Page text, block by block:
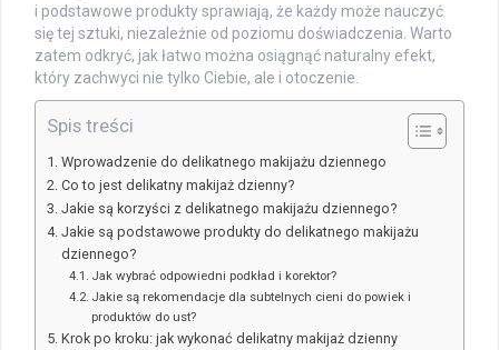
i podstawowe produkty sprawiają, że każdy może nauczyć
się tej sztuki, niezależnie od poziomu doświadczenia. Warto
zatem odkryć, jak łatwo można osiągnąć naturalny efekt,
który zachwyci nie tylko Ciebie, ale i otoczenie.
Spis treści
Wprowadzenie do delikatnego makijażu dziennego
Co to jest delikatny makijaż dzienny?
Jakie są korzyści z delikatnego makijażu dziennego?
Jakie są podstawowe produkty do delikatnego makijażu
dziennego?
Jak wybrać odpowiedni podkład i korektor?
Jakie są rekomendacje dla subtelnych cieni do powiek i
produktów do ust?
Krok po kroku: jak wykonać delikatny makijaż dzienny